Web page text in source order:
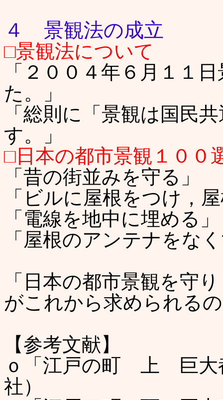
４ 景観法の成立
□景観法について
「２００４年６月１１
た。」
「総則に「景観は国民
す。」
□日本の都市景観１００
「昔の街並みを守る」
「ビルに屋根をつけ，
「電線を地中に埋める」
「屋根のアンテナをな
「日本の都市景観を守
がこれから求められる
【参考文献】
ｏ「江戸の町 上 巨大
社）